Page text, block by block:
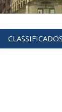
CLASSIFICADOS